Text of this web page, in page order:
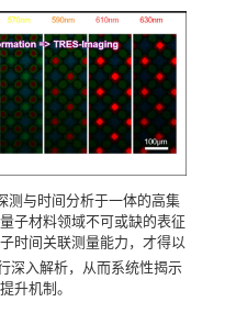
测与时间分析于一体的高集
子材料领域不可或缺的表征
时间关联测量能力，才得以
深入解析，从而系统性揭示
升机制。